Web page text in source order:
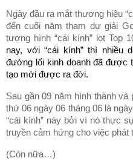
Ngày đầu ra mắt thương hiệu
đến cuối năm tham dự giải
tượng hình “cái kính” lọt Top
nay, với “cái kính” thì nhiều
đường lối kinh doanh đã được
tạo mới được ra đời.
Sau gần 09 năm hình thành và
thứ 06 ngày 06 tháng 06 là
“cái kính” này bởi vì nó thực
truyền cảm hứng cho việc phát
(Còn nữa…)